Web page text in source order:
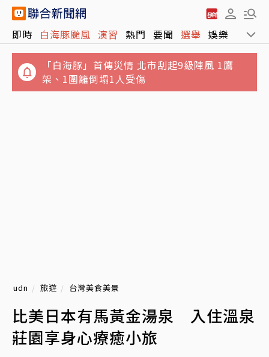
即時 白海豚颱風 演習 熱門 要聞 選舉 娛樂 運動
架、1圍籬倒塌1人受傷
北捷多搭一站更便宜？她曝新店到新埔35元
「江子翠下車貴5元」驚呆網友
udn 旅遊 台灣美食美景
比美日本有馬黃金湯泉 入住溫泉
莊園享身心療癒小旅